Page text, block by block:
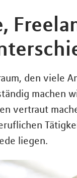
den viele
machen
vertraut
liegen.